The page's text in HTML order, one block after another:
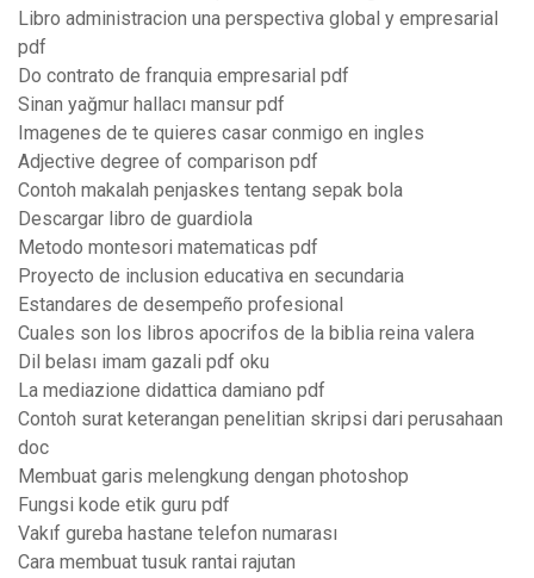
Libro administracion una perspectiva global y empresarial
pdf
Do contrato de franquia empresarial pdf
Sinan yağmur hallacı mansur pdf
Imagenes de te quieres casar conmigo en ingles
Adjective degree of comparison pdf
Contoh makalah penjaskes tentang sepak bola
Descargar libro de guardiola
Metodo montesori matematicas pdf
Proyecto de inclusion educativa en secundaria
Estandares de desempeño profesional
Cuales son los libros apocrifos de la biblia reina valera
Dil belası imam gazali pdf oku
La mediazione didattica damiano pdf
Contoh surat keterangan penelitian skripsi dari perusahaan
doc
Membuat garis melengkung dengan photoshop
Fungsi kode etik guru pdf
Vakıf gureba hastane telefon numarası
Cara membuat tusuk rantai rajutan